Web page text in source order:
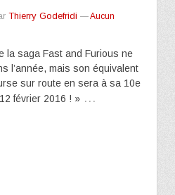
Thierry Godefridi —Aucun
la saga Fast and Furious ne
l’année, mais son équivalent
sur route en sera à sa 10e
février 2016 ! » …